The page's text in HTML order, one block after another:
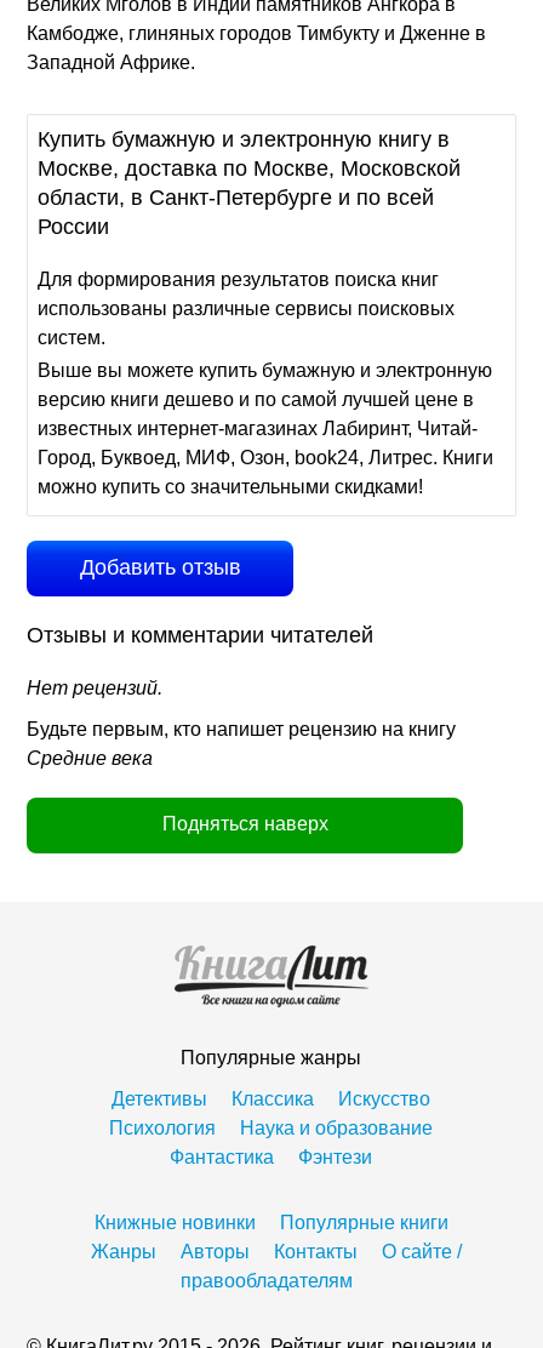
Великих Мголов в Индии памятников Ангкора в
Камбодже, глиняных городов Тимбукту и Дженне в
Западной Африке.
Купить бумажную и электронную книгу в
Москве, доставка по Москве, Московской
области, в Санкт-Петербурге и по всей
России
Для формирования результатов поиска книг
использованы различные сервисы поисковых
систем.
Выше вы можете купить бумажную и электронную
версию книги дешево и по самой лучшей цене в
известных интернет-магазинах Лабиринт, Читай-
Город, Буквоед, МИФ, Озон, book24, Литрес. Книги
можно купить со значительными скидками!
Добавить отзыв
Отзывы и комментарии читателей
Нет рецензий.
Будьте первым, кто напишет рецензию на книгу
Средние века
Подняться наверх
Популярные жанры
Детективы
Классика
Искусство
Психология
Наука и образование
Фантастика
Фэнтези
Книжные новинки
Популярные книги
Жанры
Авторы Контакты
О сайте /
правообладателям